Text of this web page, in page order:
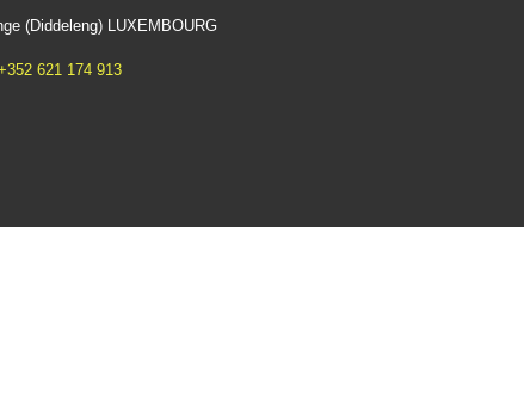
(Diddeleng) LUXEMBOURG
621 174 913